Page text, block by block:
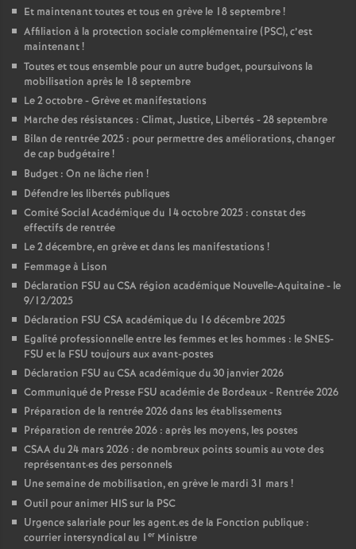
Et maintenant toutes et tous en grève le 18 septembre!
Affiliation à la protection sociale complémentaire (PSC), c’est
maintenant!
Toutes et tous ensemble pour un autre budget, poursuivons la
mobilisation après le 18 septembre
Le 2 octobre - Grève et manifestations
Marche des résistances : Climat, Justice, Libertés - 28 septembre
Bilan de rentrée 2025 : pour permettre des améliorations, changer
de cap budgétaire!
Budget : On ne lâche rien !
Défendre les libertés publiques
Comité Social Académique du 14 octobre 2025 : constat des
effectifs de rentrée
Le 2 décembre, en grève et dans les manifestations !
Femmage à Lison
Déclaration FSU au CSA région académique Nouvelle-Aquitaine - le
9/12/2025
Déclaration FSU CSA académique du 16 décembre 2025
Egalité professionnelle entre les femmes et les hommes : le SNES-
FSU et la FSU toujours aux avant-postes
Déclaration FSU au CSA académique du 30 janvier 2026
Communiqué de Presse FSU académie de Bordeaux - Rentrée 2026
Préparation de la rentrée 2026 dans les établissements
Préparation de rentrée 2026 : après les moyens, les postes
CSAA du 24 mars 2026 : de nombreux points soumis au vote des
représentant·es des personnels
Une semaine de mobilisation, en grève le mardi 31 mars !
Outil pour animer HIS sur la PSC
Urgence salariale pour les agent.es de la Fonction publique :
courrier intersyndical au 1 er Ministre